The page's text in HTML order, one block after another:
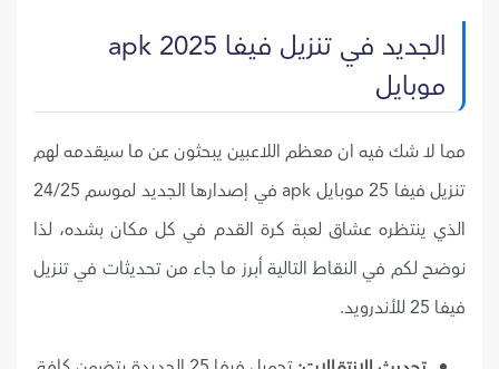
الجديد في تنزيل فيفا 2025 apk
موبايل
مما لا شك فيه ان معظم اللاعبين يبحثون عن ما سيقدمه لهم
تنزيل فيفا 25 موبايل apk في إصدارها الجديد لموسم 24/25
الذي ينتظره عشاق لعبة كرة القدم في كل مكان بشده، لذا
نوضح لكم في النقاط التالية أبرز ما جاء من تحديثات في تنزيل
فيفا 25 للأندرويد.